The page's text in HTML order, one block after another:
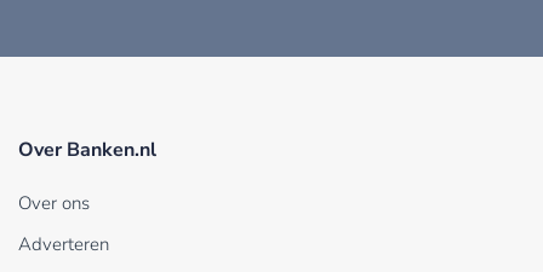
Over Banken.nl
Over ons
Adverteren